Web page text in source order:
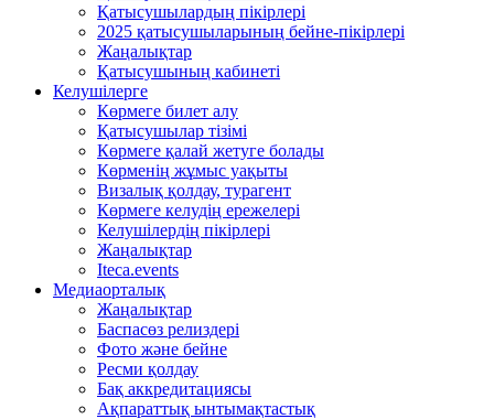
Қатысушылардың пікірлері
2025 қатысушыларының бейне-пікірлері
Жаңалықтар
Қатысушының кабинеті
Келушілерге
Көрмеге билет алу
Қатысушылар тізімі
Көрмеге қалай жетуге болады
Көрменің жұмыс уақыты
Визалық қолдау, турагент
Көрмеге келудің ережелері
Келушілердің пікірлері
Жаңалықтар
Iteca.events
Медиаорталық
Жаңалықтар
Баспасөз релиздері
Фото және бейне
Ресми қолдау
Бақ аккредитациясы
Ақпараттық ынтымақтастық